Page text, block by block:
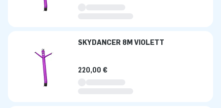
SKYDANCER 8M VIOLETT
220,00 €